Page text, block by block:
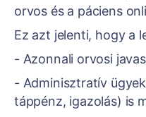
orvos és a páciens
Ez azt jelenti, hogy a
- Azonnali orvosi
- Adminisztratív
táppénz, igazolás) is